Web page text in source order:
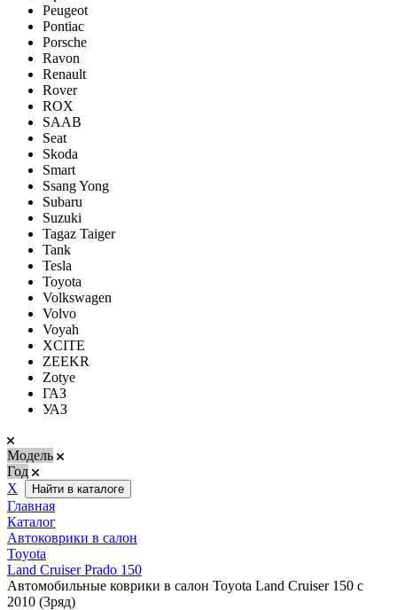
Peugeot
Pontiac
Porsсhe
Ravon
Renault
Rover
ROX
SAAB
Seat
Skoda
Smart
Ssang Yong
Subaru
Suzuki
Tagaz Taiger
Tank
Tesla
Toyota
Volkswagen
Volvo
Voyah
XCITE
ZEEKR
Zotye
ГАЗ
УАЗ
Модель
Год
Х
Найти в каталоге
Главная
Каталог
Автоковрики в салон
Toyota
Land Cruiser Prado 150
Автомобильные коврики в салон Toyota Land Cruiser 150 с
2010 (3ряд)